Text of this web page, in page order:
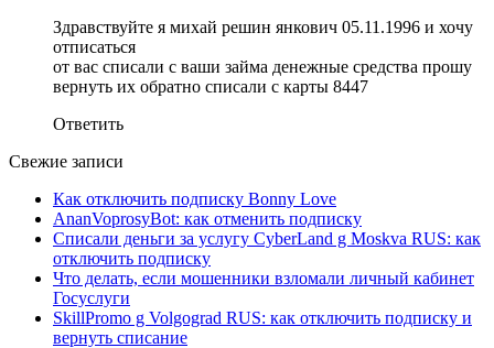
Здравствуйте я михай решин янкович 05.11.1996 и хочу
отписаться
от вас списали с ваши займа денежные средства прошу
вернуть их обратно списали с карты 8447
Ответить
Свежие записи
Как отключить подписку Bonny Love
AnanVoprosyBot: как отменить подписку
Списали деньги за услугу CyberLand g Moskva RUS: как
отключить подписку
Что делать, если мошенники взломали личный кабинет
Госуслуги
SkillPromo g Volgograd RUS: как отключить подписку и
вернуть списание